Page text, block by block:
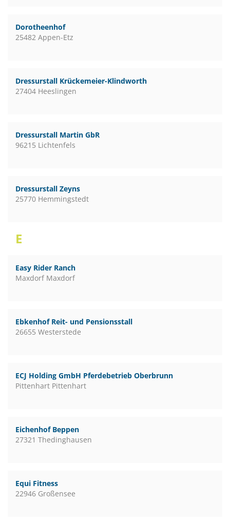
Dorotheenhof
25482 Appen-Etz
Dressurstall Krückemeier-Klindworth
27404 Heeslingen
Dressurstall Martin GbR
96215 Lichtenfels
Dressurstall Zeyns
25770 Hemmingstedt
E
Easy Rider Ranch
Maxdorf Maxdorf
Ebkenhof Reit- und Pensionsstall
26655 Westerstede
ECJ Holding GmbH Pferdebetrieb Oberbrunn
Pittenhart Pittenhart
Eichenhof Beppen
27321 Thedinghausen
Equi Fitness
22946 Großensee